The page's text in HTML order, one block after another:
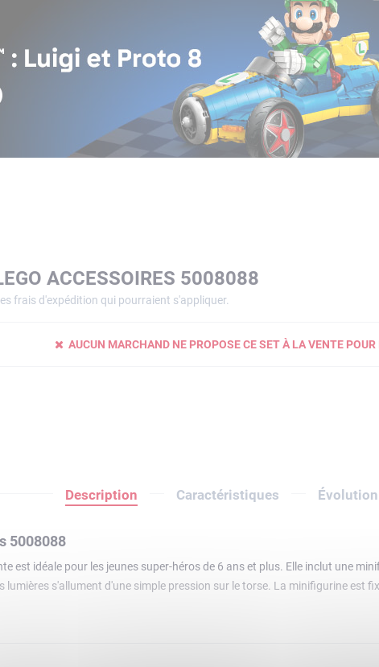
ACCESSOIRES 5008088
frais d'expédition qui pourraient s'appliquer.
AUCUN MARCHAND NE PROPOSE CE SET À LA VENTE
Description Caractéristiques
5008088
est idéale pour les jeunes super-héros de 6 ans et plus. Elle inclut une
lumières s'allument d'une simple pression sur le torse. La minifigurine est